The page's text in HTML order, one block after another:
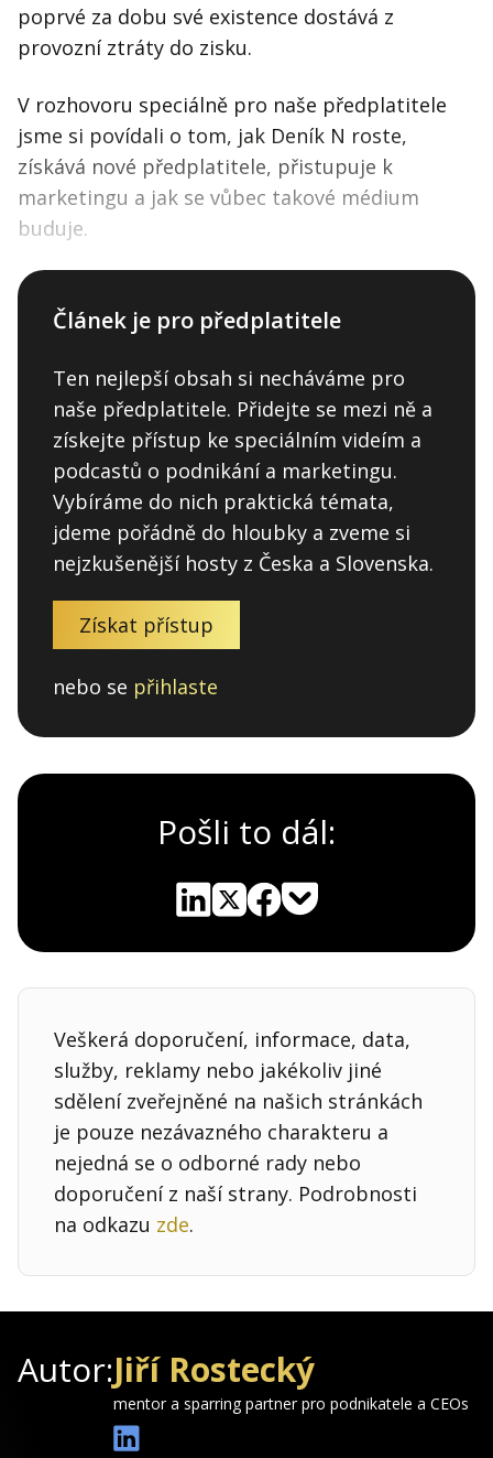
poprvé za dobu své existence dostává z
provozní ztráty do zisku.
V rozhovoru speciálně pro naše předplatitele
jsme si povídali o tom, jak Deník N roste,
získává nové předplatitele, přistupuje k
marketingu a jak se vůbec takové médium
buduje.
Článek je pro předplatitele
Ten nejlepší obsah si necháváme pro
naše předplatitele. Přidejte se mezi ně a
získejte přístup ke speciálním videím a
podcastů o podnikání a marketingu.
Vybíráme do nich praktická témata,
jdeme pořádně do hloubky a zveme si
nejzkušenější hosty z Česka a Slovenska.
Získat přístup
nebo se přihlaste
Pošli to dál:
Veškerá doporučení, informace, data,
služby, reklamy nebo jakékoliv jiné
sdělení zveřejněné na našich stránkách
je pouze nezávazného charakteru a
nejedná se o odborné rady nebo
doporučení z naší strany. Podrobnosti
na odkazu zde.
Autor:Jiří Rostecký
mentor a sparring partner pro podnikatele a CEOs